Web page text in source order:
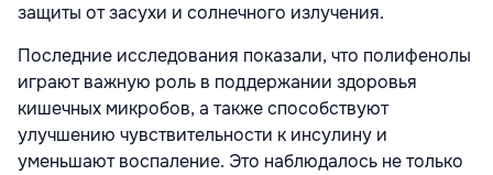
защиты от засухи и солнечного излучения.
Последние исследования показали, что полифенолы
играют важную роль в поддержании здоровья
кишечных микробов, а также способствуют
улучшению чувствительности к инсулину и
уменьшают воспаление. Это наблюдалось не только